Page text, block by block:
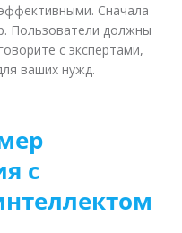
Сначала
Пользователи должны
с экспертами,
ваших нужд.
с